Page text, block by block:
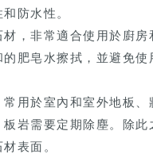
防水性。
材，非常適合使用於廚
肥皂水擦拭，並避免
常用於室內和室外地板
岩需要定期除塵。除
表面。